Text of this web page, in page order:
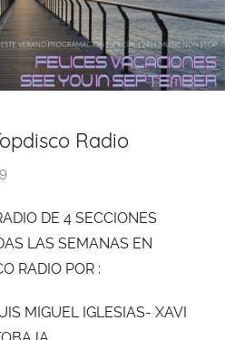
Radio
r
X
a
i
DE 4 SECCIONES
LAS SEMANAS EN
RADIO POR :
MIGUEL IGLESIAS- XAVI